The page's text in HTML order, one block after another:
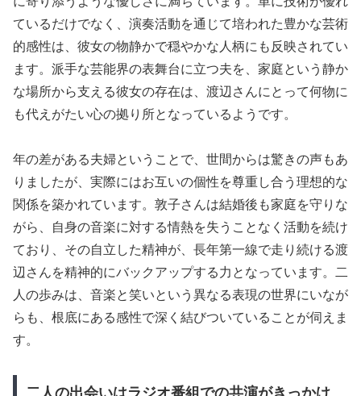
ているだけでなく、演奏活動を通じて培われた豊かな芸術
的感性は、彼女の物静かで穏やかな人柄にも反映されてい
ます。派手な芸能界の表舞台に立つ夫を、家庭という静か
な場所から支える彼女の存在は、渡辺さんにとって何物に
も代えがたい心の拠り所となっているようです。
年の差がある夫婦ということで、世間からは驚きの声もあ
りましたが、実際にはお互いの個性を尊重し合う理想的な
関係を築かれています。敦子さんは結婚後も家庭を守りな
がら、自身の音楽に対する情熱を失うことなく活動を続け
ており、その自立した精神が、長年第一線で走り続ける渡
辺さんを精神的にバックアップする力となっています。二
人の歩みは、音楽と笑いという異なる表現の世界にいなが
らも、根底にある感性で深く結びついていることが伺えま
す。
二人の出会いはラジオ番組での共演がきっかけ